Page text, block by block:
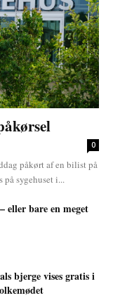
0
påkørt af en bilist på
på sygehuset i...
eller bare en meget
bjerge vises gratis i